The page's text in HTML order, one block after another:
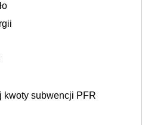
kwoty subwencji PFR